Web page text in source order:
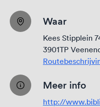
Waar
Kees Stipplein
3901TP
Meer info
http://